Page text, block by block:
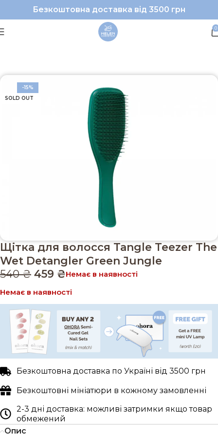
Безкоштовна доставка від 3500 грн
0
Аксесуари
-15%
SOLD OUT
Щітка для волосся Tangle Teezer The
Wet Detangler Green Jungle
540₴ 459 ₴Немає в наявності
Немає в наявності
Безкоштовна доставка по Україні від 3500 грн
Безкоштовні мініатюри в кожному замовленні
2-3 дні доставка: можливі затримки якщо товар
обмежений
Опис